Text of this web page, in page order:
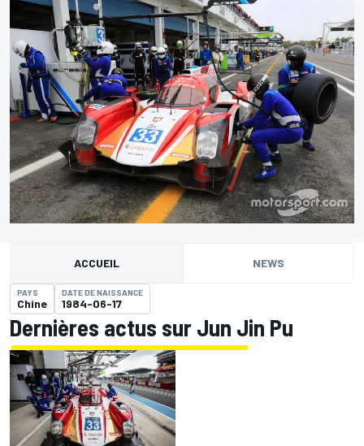
ACCUEIL NEWS
PAYS
Chine
DATE DE NAISSANCE
1984-06-17
Dernières actus sur Jun Jin Pu